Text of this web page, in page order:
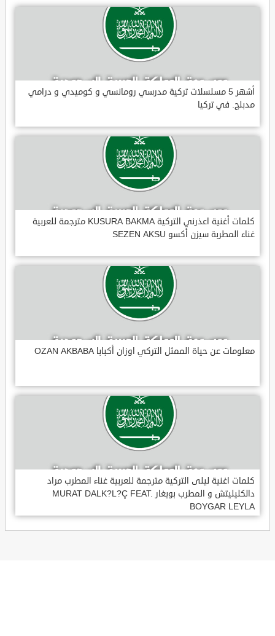
أشهر 5 مسلسلات تركية مدرسي رومانسي و كوميدي و درامي
مدبلج. في تركيا
كلمات أغنية اعذرني التركية KUSURA BAKMA مترجمة للعربية
غناء المطربة سيزن أكسو SEZEN AKSU
معلومات عن حياة الممثل التركي اوزان أكبابا OZAN AKBABA
كلمات اغنية ليلى التركية مترجمة للعربية غناء المطرب مراد
دالكليليتش و المطرب بويغار MURAT DALK?L?Ç FEAT.
BOYGAR LEYLA